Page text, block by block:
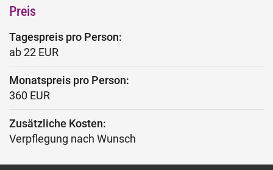
Preis
Tagespreis pro Person:
ab 22 EUR
Monatspreis pro Person:
360 EUR
Zusätzliche Kosten:
Verpflegung nach Wunsch